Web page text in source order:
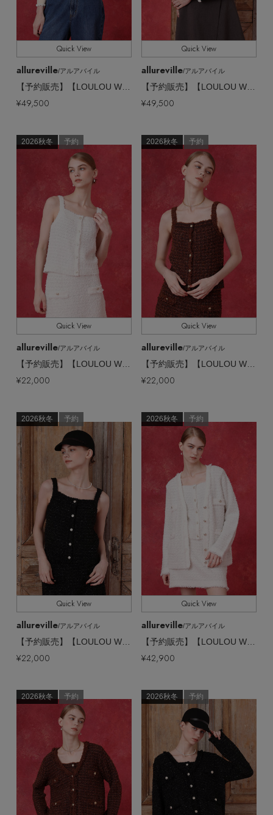
ボストンバッグ
スーツケース
レッグウェア
ポーチ
その他(傘・ハンカチ・時計など)
チャーム
BRAND NEWS
HOT STYLE
メルマガ PICKUP
PERSONAL COLOR
エディター厳選ギフト
【エディターズ・エッセンシャル】
ベーシックとトレンドが交差する16の名品
Stay in the Loop
ELLE SHOP 公式アプリ
販売状況 すべて
価格 全ての価格
Quick View
allureville/アルアバイル
【予約販売】【LOULOU WILLOUGHBY】クロッシェフラワージゴスリーブプルオーバー
¥49,500
Quick View
allureville/アルアバイル
【予約販売】【LOULOU WILLOUGHBY】クロッシェフラワージゴスリーブプルオーバー
¥49,500
2026秋冬 予約
Quick View
allureville/アルアバイル
【予約販売】【LOULOU WILLOUGHBY】スイートツィードキャミ
¥22,000
2026秋冬 予約
Quick View
allureville/アルアバイル
【予約販売】【LOULOU WILLOUGHBY】スイートツィードキャミ
¥22,000
2026秋冬 予約
Quick View
allureville/アルアバイル
【予約販売】【LOULOU WILLOUGHBY】スイートツィードキャミ
¥22,000
2026秋冬 予約
Quick View
allureville/アルアバイル
【予約販売】【LOULOU WILLOUGHBY】スイートツィードミドルジャケットカーディガン
¥42,900
2026秋冬 予約 2026秋冬 予約